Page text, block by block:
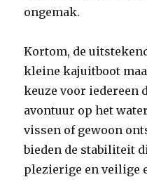
ongemak.
Kortom, de
kleine kajuitboot
keuze voor iedereen
avontuur op het
vissen of gewoon
bieden de stabiliteit
plezierige en veilige